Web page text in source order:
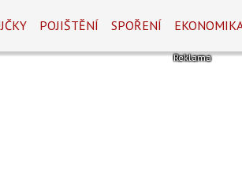
POJIŠTĚNÍ SPOŘENÍ